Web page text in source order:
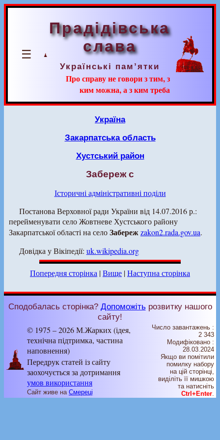
☰
Прадідівська
слава
Українські пам’ятки
Про справу не говори з тим, з
ким можна, а з ким треба
Україна
Закарпатська область
Хустський район
Забереж с
Історичні адміністративні поділи
Постанова Верховної ради України від 14.07.2016 р.:
перейменувати село Жовтневе Хустського району
Закарпатської області на селоЗабережzakon2.rada.gov.ua.
Довідка у Вікіпедії: uk.wikipedia.org
Попередня сторінка |Вище |Наступна сторінка
Сподобалась сторінка? Допоможіть розвитку нашого
сайту!
© 1975 – 2026 М.Жарких (ідея,
технічна підтримка, частина
наповнення)
Передрук статей із сайту
заохочується за дотримання
умов використання
Сайт живе на Смереці
Число завантажень :
2 343
Модифіковано :
28.03.2024
Якщо ви помітили
помилку набору
на цiй сторiнцi,
видiлiть її мишкою
та натисніть
Ctrl+Enter.